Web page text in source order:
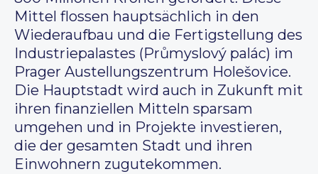
Mittel flossen hauptsächlich in den
Wiederaufbau und die Fertigstellung des
Industriepalastes (Průmyslový palác) im
Prager Austellungszentrum Holešovice.
Die Hauptstadt wird auch in Zukunft mit
ihren finanziellen Mitteln sparsam
umgehen und in Projekte investieren,
die der gesamten Stadt und ihren
Einwohnern zugutekommen.